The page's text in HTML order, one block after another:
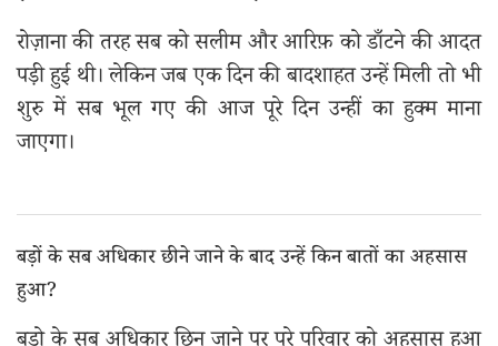
रोज़ाना की तरह सब को सलीम और आरिफ़ को डाँटने की आदत
पड़ी हुई थी। लेकिन जब एक दिन की बादशाहत उन्हें मिली तो भी
शुरु में सब भूल गए की आज पूरे दिन उन्हीं का हुक्म माना
जाएगा।
बड़ों के सब अधिकार छीने जाने के बाद उन्हें किन बातों का अहसास
हुआ?